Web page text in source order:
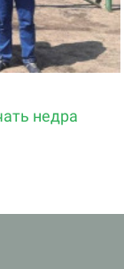
недра